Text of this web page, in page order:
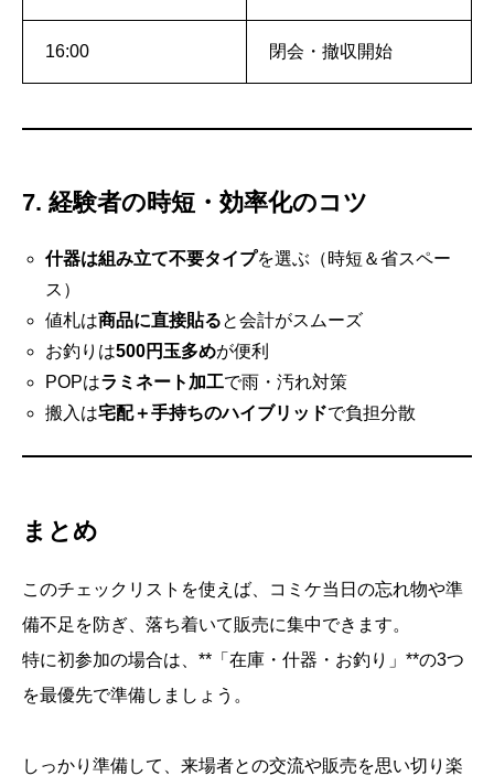
16:00 閉会・撤収開始
7. 経験者の時短・効率化のコツ
什器は組み立て不要タイプを選ぶ（時短＆省スペー
ス）
値札は商品に直接貼ると会計がスムーズ
お釣りは500円玉多めが便利
POPはラミネート加工で雨・汚れ対策
搬入は宅配＋手持ちのハイブリッドで負担分散
まとめ
このチェックリストを使えば、コミケ当日の忘れ物や準
備不足を防ぎ、落ち着いて販売に集中できます。
特に初参加の場合は、**「在庫・什器・お釣り」**の3つ
を最優先で準備しましょう。
しっかり準備して、来場者との交流や販売を思い切り楽